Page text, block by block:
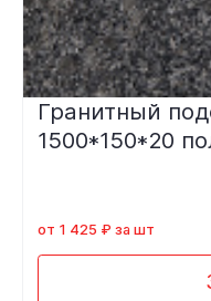
Гранитный
1500*150*20
от 1 425 ₽ за шт